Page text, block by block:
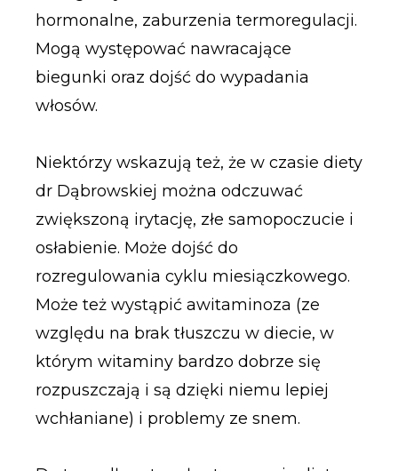
hormonalne, zaburzenia termoregulacji.
Mogą występować nawracające
biegunki oraz dojść do wypadania
włosów.
Niektórzy wskazują też, że w czasie diety
dr Dąbrowskiej można odczuwać
zwiększoną irytację, złe samopoczucie i
osłabienie. Może dojść do
rozregulowania cyklu miesiączkowego.
Może też wystąpić awitaminoza (ze
względu na brak tłuszczu w diecie, w
którym witaminy bardzo dobrze się
rozpuszczają i są dzięki niemu lepiej
wchłaniane) i problemy ze snem.